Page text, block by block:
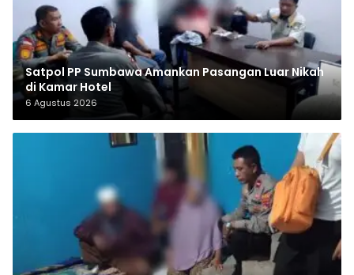
Satpol PP Sumbawa Amankan Pasangan Luar Nikah
di Kamar Hotel
6 Agustus 2026